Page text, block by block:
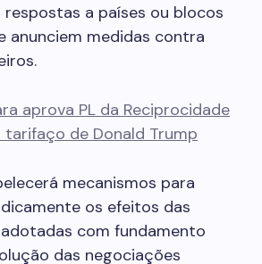
a países ou blocos
anunciem medidas contra
aprova PL da Reciprocidade
de Donald Trump
mecanismos para
os efeitos das
com fundamento
das negociações